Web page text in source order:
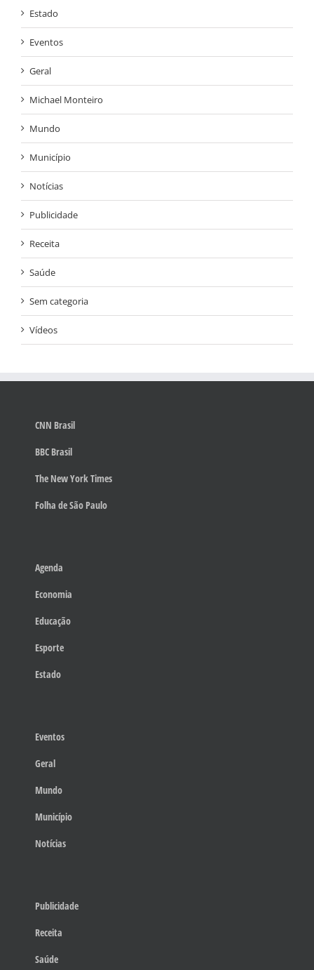
Estado
Eventos
Geral
Michael Monteiro
Mundo
Município
Notícias
Publicidade
Receita
Saúde
Sem categoria
Vídeos
CNN Brasil
BBC Brasil
The New York Times
Folha de São Paulo
Agenda
Economia
Educação
Esporte
Estado
Eventos
Geral
Mundo
Município
Notícias
Publicidade
Receita
Saúde